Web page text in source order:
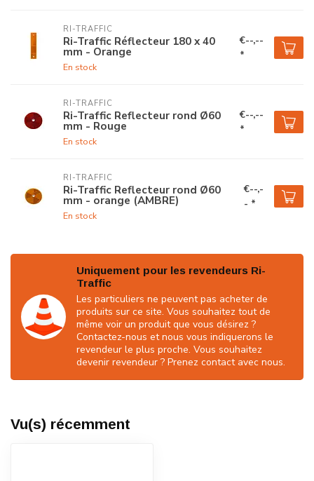
RI-TRAFFIC
Ri-Traffic Réflecteur 180 x 40
mm - Orange
En stock
€--,--
*
RI-TRAFFIC
Ri-Traffic Reflecteur rond Ø60
mm - Rouge
En stock
€--,--
*
RI-TRAFFIC
Ri-Traffic Reflecteur rond Ø60
mm - orange (AMBRE)
En stock
€--,-
- *
Uniquement pour les revendeurs Ri-
Traffic
Les particuliers ne peuvent pas acheter de
produits sur ce site. Vous souhaitez tout de
même voir un produit que vous désirez ?
Contactez-nous et nous vous indiquerons le
revendeur le plus proche. Vous souhaitez
devenir revendeur ? Prenez contact avec nous.
Vu(s) récemment